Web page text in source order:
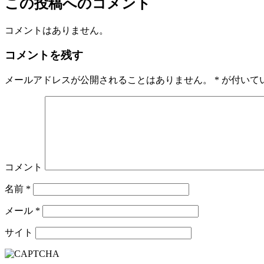
この投稿へのコメント
コメントはありません。
コメントを残す
メールアドレスが公開されることはありません。 * が付いて
コメント
名前 *
メール *
サイト